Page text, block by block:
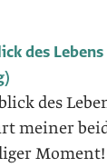
des Lebens
des
meiner